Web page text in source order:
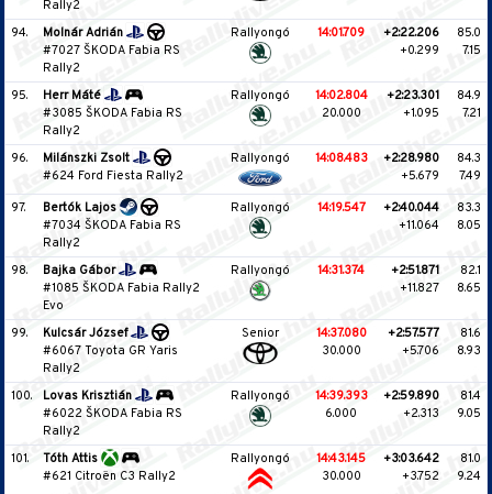
Rally2
94.
Molnár Adrián
#7027 ŠKODA Fabia RS
Rally2
Rallyongó 14:01.709
+2:22.206
+0.299
85.0
7.15
95.
Herr Máté
#3085 ŠKODA Fabia RS
Rally2
Rallyongó
14:02.804
20.000
+2:23.301
+1.095
84.9
7.21
96.
Milánszki Zsolt
#624 Ford Fiesta Rally2
Rallyongó 14:08.483
+2:28.980
+5.679
84.3
7.49
97.
Bertók Lajos
#7034 ŠKODA Fabia RS
Rally2
Rallyongó 14:19.547
+2:40.044
+11.064
83.3
8.05
98.
Bajka Gábor
#1085 ŠKODA Fabia Rally2
Evo
Rallyongó 14:31.374
+2:51.871
+11.827
82.1
8.65
99.
Kulcsár József
#6067 Toyota GR Yaris
Rally2
Senior
14:37.080
30.000
+2:57.577
+5.706
81.6
8.93
100.
Lovas Krisztián
#6022 ŠKODA Fabia RS
Rally2
Rallyongó
14:39.393
6.000
+2:59.890
+2.313
81.4
9.05
101.
Tóth Attis
#621 Citroën C3 Rally2
Rallyongó
14:43.145
30.000
+3:03.642
+3.752
81.0
9.24